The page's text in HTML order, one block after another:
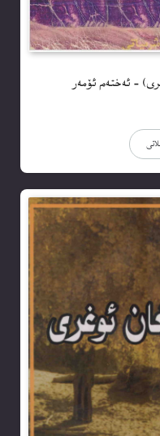
– ئەختەم ئۆمەر